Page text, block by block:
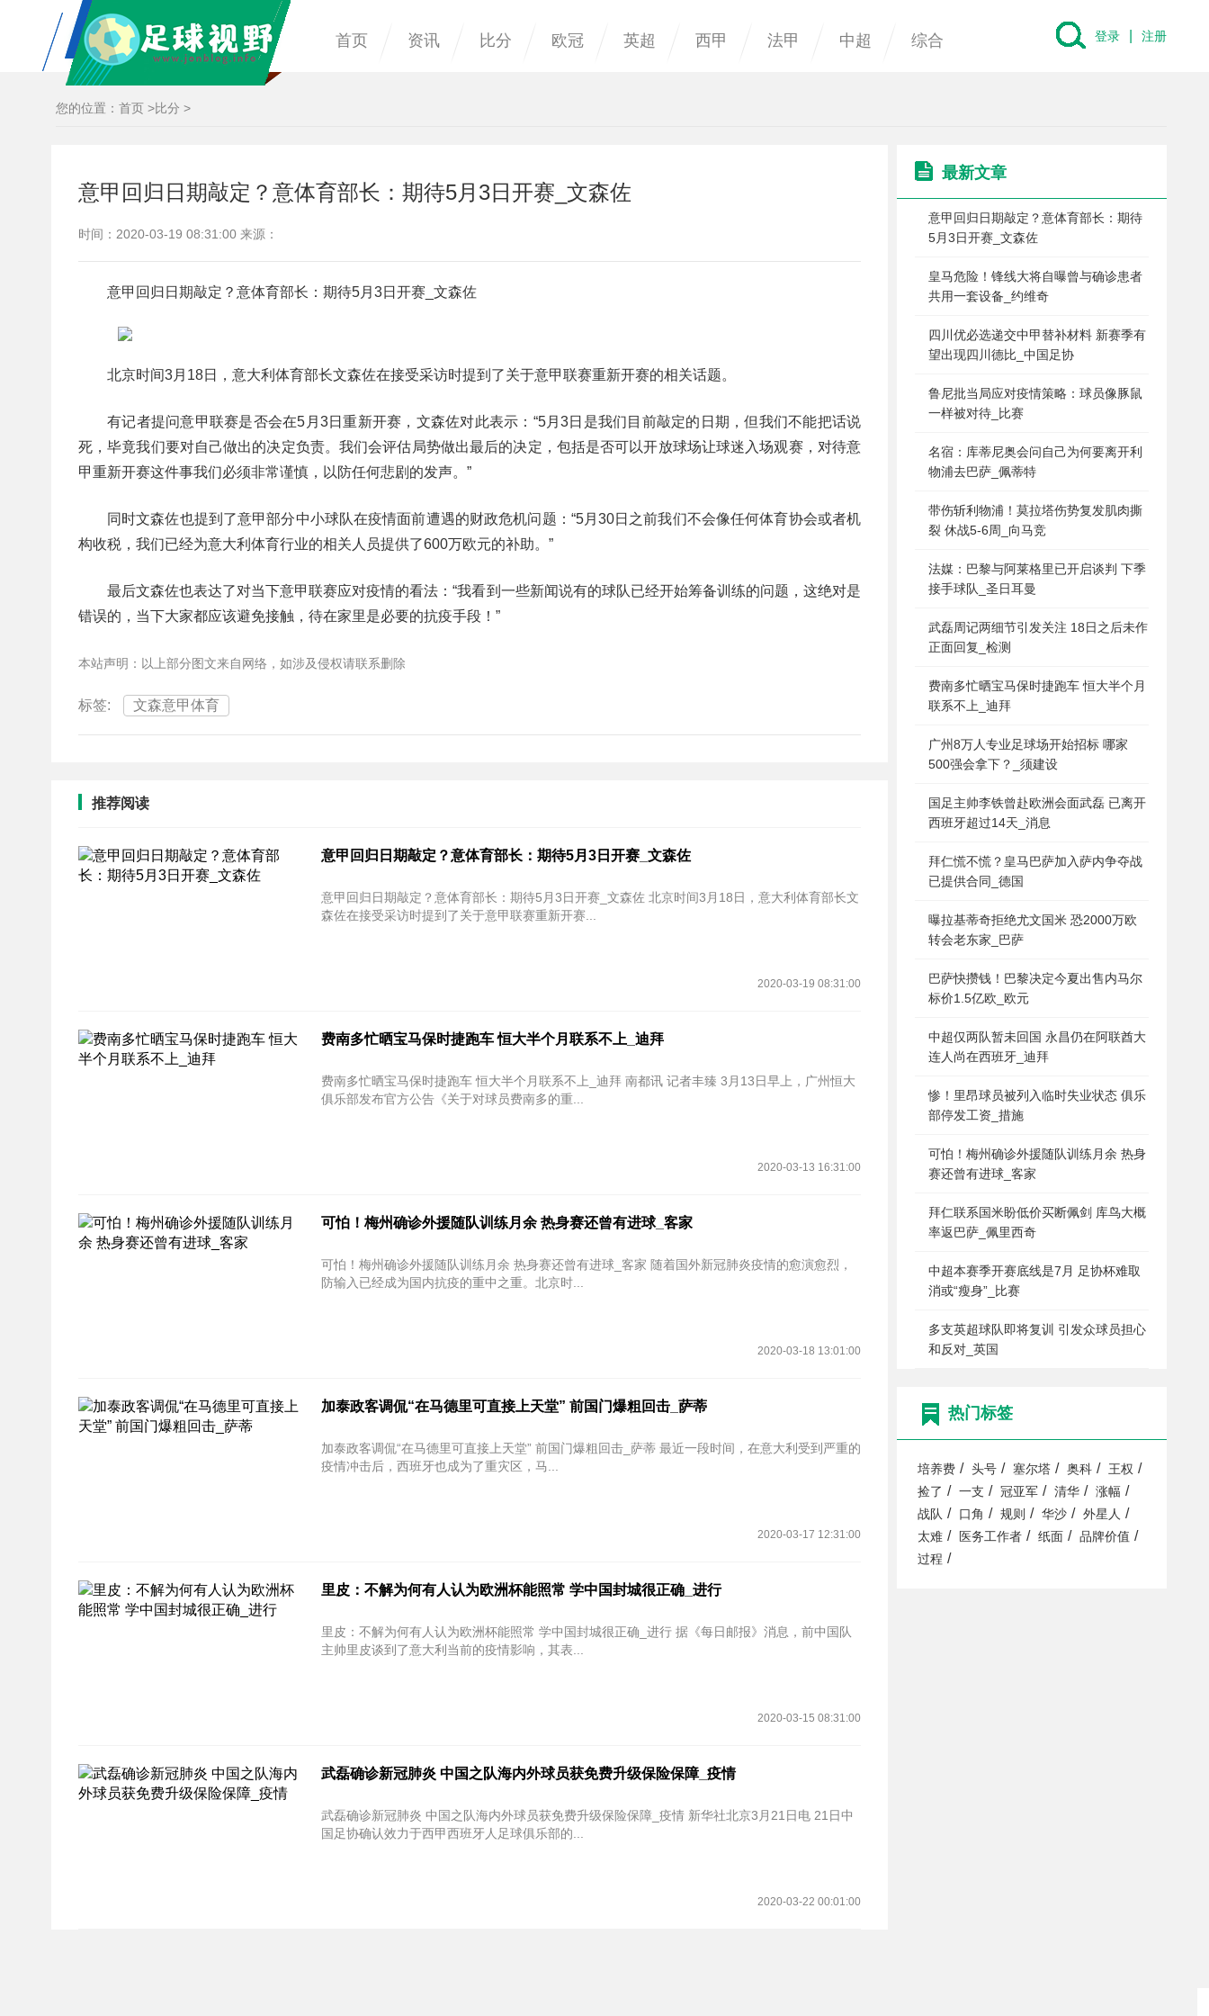
首页 资讯 比分 欧冠 英超 西甲 法甲 中超 综合 登录 注册
您的位置： 首页 >比分 >
意甲回归日期敲定？意体育部长：期待5月3日开赛_文森佐
时间：2020-03-19 08:31:00 来源：
意甲回归日期敲定？意体育部长：期待5月3日开赛_文森佐
北京时间3月18日，意大利体育部长文森佐在接受采访时提到了关于意甲联赛重新开赛的相关话题。
有记者提问意甲联赛是否会在5月3日重新开赛，文森佐对此表示：“5月3日是我们目前敲定的日期，但我们不能把话说
死，毕竟我们要对自己做出的决定负责。我们会评估局势做出最后的决定，包括是否可以开放球场让球迷入场观赛，对待意
甲重新开赛这件事我们必须非常谨慎，以防任何悲剧的发声。”
同时文森佐也提到了意甲部分中小球队在疫情面前遭遇的财政危机问题：“5月30日之前我们不会像任何体育协会或者机
构收税，我们已经为意大利体育行业的相关人员提供了600万欧元的补助。”
最后文森佐也表达了对当下意甲联赛应对疫情的看法：“我看到一些新闻说有的球队已经开始筹备训练的问题，这绝对是
错误的，当下大家都应该避免接触，待在家里是必要的抗疫手段！”
本站声明：以上部分图文来自网络，如涉及侵权请联系删除
标签: 文森意甲体育
推荐阅读
意甲回归日期敲定？意体育部长：期待5月3日开赛_文森佐
意甲回归日期敲定？意体育部长：期待5月3日开赛_文森佐 北京时间3月18日，意大利体育部长文
森佐在接受采访时提到了关于意甲联赛重新开赛...
2020-03-19 08:31:00
费南多忙晒宝马保时捷跑车 恒大半个月联系不上_迪拜
费南多忙晒宝马保时捷跑车 恒大半个月联系不上_迪拜 南都讯 记者丰臻 3月13日早上，广州恒大
俱乐部发布官方公告《关于对球员费南多的重...
2020-03-13 16:31:00
可怕！梅州确诊外援随队训练月余 热身赛还曾有进球_客家
可怕！梅州确诊外援随队训练月余 热身赛还曾有进球_客家 随着国外新冠肺炎疫情的愈演愈烈，
防输入已经成为国内抗疫的重中之重。北京时...
2020-03-18 13:01:00
加泰政客调侃“在马德里可直接上天堂” 前国门爆粗回击_萨蒂
加泰政客调侃“在马德里可直接上天堂” 前国门爆粗回击_萨蒂 最近一段时间，在意大利受到严重的
疫情冲击后，西班牙也成为了重灾区，马...
2020-03-17 12:31:00
里皮：不解为何有人认为欧洲杯能照常 学中国封城很正确_进行
里皮：不解为何有人认为欧洲杯能照常 学中国封城很正确_进行 据《每日邮报》消息，前中国队
主帅里皮谈到了意大利当前的疫情影响，其表...
2020-03-15 08:31:00
武磊确诊新冠肺炎 中国之队海内外球员获免费升级保险保障_疫情
武磊确诊新冠肺炎 中国之队海内外球员获免费升级保险保障_疫情 新华社北京3月21日电 21日中
国足协确认效力于西甲西班牙人足球俱乐部的...
2020-03-22 00:01:00
最新文章
意甲回归日期敲定？意体育部长：期待
5月3日开赛_文森佐
皇马危险！锋线大将自曝曾与确诊患者
共用一套设备_约维奇
四川优必选递交中甲替补材料 新赛季有
望出现四川德比_中国足协
鲁尼批当局应对疫情策略：球员像豚鼠
一样被对待_比赛
名宿：库蒂尼奥会问自己为何要离开利
物浦去巴萨_佩蒂特
带伤斩利物浦！莫拉塔伤势复发肌肉撕
裂 休战5-6周_向马竞
法媒：巴黎与阿莱格里已开启谈判 下季
接手球队_圣日耳曼
武磊周记两细节引发关注 18日之后未作
正面回复_检测
费南多忙晒宝马保时捷跑车 恒大半个月
联系不上_迪拜
广州8万人专业足球场开始招标 哪家
500强会拿下？_须建设
国足主帅李铁曾赴欧洲会面武磊 已离开
西班牙超过14天_消息
拜仁慌不慌？皇马巴萨加入萨内争夺战
已提供合同_德国
曝拉基蒂奇拒绝尤文国米 恐2000万欧
转会老东家_巴萨
巴萨快攒钱！巴黎决定今夏出售内马尔
标价1.5亿欧_欧元
中超仅两队暂未回国 永昌仍在阿联酋大
连人尚在西班牙_迪拜
惨！里昂球员被列入临时失业状态 俱乐
部停发工资_措施
可怕！梅州确诊外援随队训练月余 热身
赛还曾有进球_客家
拜仁联系国米盼低价买断佩剑 库鸟大概
率返巴萨_佩里西奇
中超本赛季开赛底线是7月 足协杯难取
消或“瘦身”_比赛
多支英超球队即将复训 引发众球员担心
和反对_英国
热门标签
培养费 / 头号 / 塞尔塔 / 奥科 / 王权 /
捡了 / 一支 / 冠亚军 / 清华 / 涨幅 /
战队 / 口角 / 规则 / 华沙 / 外星人 /
太难 / 医务工作者 / 纸面 / 品牌价值 /
过程 /